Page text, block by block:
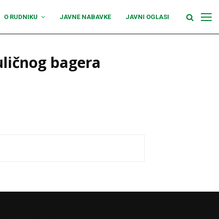
O RUDNIKU JAVNE NABAVKE JAVNI OGLASI
bagera